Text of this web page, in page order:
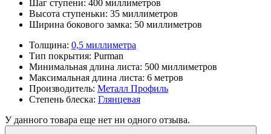
Шаг ступени: 400 миллиметров
Высота ступеньки: 35 миллиметров
Ширина бокового замка: 50 миллиметров
Толщина: 0,5 миллиметра
Тип покрытия: Purman
Минимальная длина листа: 500 миллиметров
Максимальная длина листа: 6 метров
Производитель: Металл Профиль
Степень блеска: Глянцевая
У данного товара еще нет ни одного отзыва.